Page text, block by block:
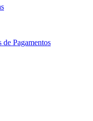
Pagamentos